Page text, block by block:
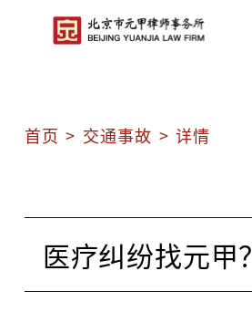
首页 > 交通事故 > 详情
医疗纠纷找元甲